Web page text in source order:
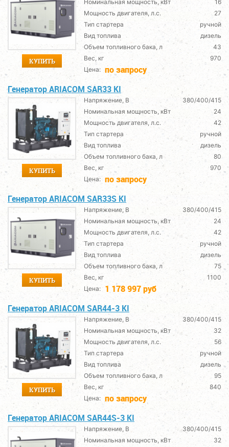
КУПИТЬ
Номинальная мощность, кВт
16
Мощность двигателя, л.с.
27
Тип стартера
ручной
Вид топлива
дизель
Объем топливного бака, л
43
Вес, кг
970
Цена: по запросу
Генератор ARIACOM SAR33 KI
КУПИТЬ
Напряжение, В
380/400/415
Номинальная мощность, кВт
24
Мощность двигателя, л.с.
42
Тип стартера
ручной
Вид топлива
дизель
Объем топливного бака, л
80
Вес, кг
970
Цена: по запросу
Генератор ARIACOM SAR33S KI
КУПИТЬ
Напряжение, В
380/400/415
Номинальная мощность, кВт
24
Мощность двигателя, л.с.
42
Тип стартера
ручной
Вид топлива
дизель
Объем топливного бака, л
75
Вес, кг
1100
Цена: 1 178 997 руб
Генератор ARIACOM SAR44-3 KI
КУПИТЬ
Напряжение, В
380/400/415
Номинальная мощность, кВт
32
Мощность двигателя, л.с.
56
Тип стартера
ручной
Вид топлива
дизель
Объем топливного бака, л
95
Вес, кг
840
Цена: по запросу
Генератор ARIACOM SAR44S-3 KI
Напряжение, В
380/400/415
Номинальная мощность, кВт
32